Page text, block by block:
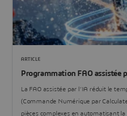
ARTICLE
Programmation FAO assistée
temps de programmation sans
fabrication
La FAO assistée par l’IA réduit le
(Commande Numérique par
pièces complexes en automatisant la